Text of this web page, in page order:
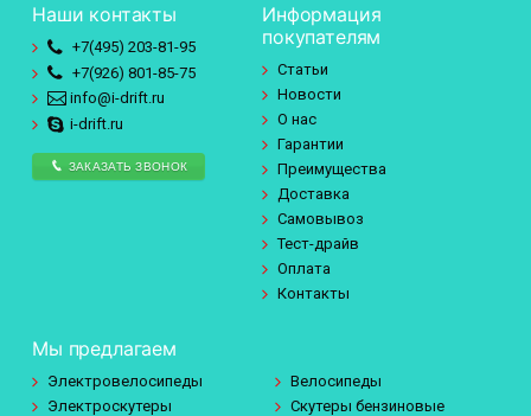
Наши контакты
+7(495) 203-81-95
+7(926) 801-85-75
info@i-drift.ru
i-drift.ru
ЗАКАЗАТЬ ЗВОНОК
Информация
покупателям
Статьи
Новости
О нас
Гарантии
Преимущества
Доставка
Самовывоз
Тест-драйв
Оплата
Контакты
Мы предлагаем
Электровелосипеды
Велосипеды
Электроскутеры
Скутеры бензиновые